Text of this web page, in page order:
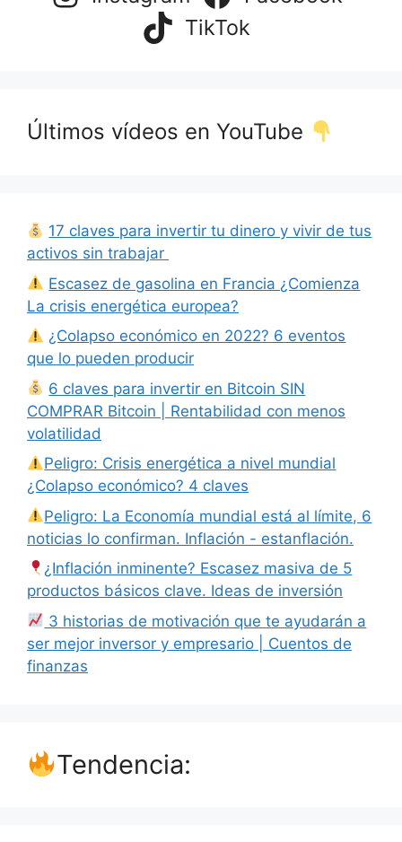
TikTok
Últimos vídeos en YouTube
17 claves para invertir tu dinero y vivir de tus
activos sin trabajar
Escasez de gasolina en Francia ¿Comienza
La crisis energética europea?
¿Colapso económico en 2022? 6 eventos
que lo pueden producir
6 claves para invertir en Bitcoin SIN
COMPRAR Bitcoin | Rentabilidad con menos
volatilidad
Peligro: Crisis energética a nivel mundial
¿Colapso económico? 4 claves
Peligro: La Economía mundial está al límite, 6
noticias lo confirman. Inflación - estanflación.
¿Inflación inminente? Escasez masiva de 5
productos básicos clave. Ideas de inversión
3 historias de motivación que te ayudarán a
ser mejor inversor y empresario | Cuentos de
finanzas
Tendencia: